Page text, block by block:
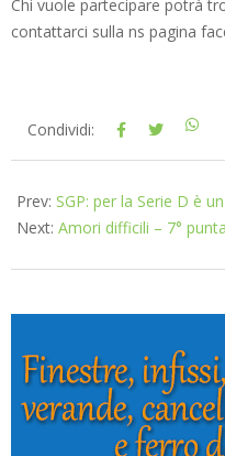
Chi vuole partecipare potrà
contattarci sulla ns pagina
2018-
Condividi:
Prev: SGP: per la Serie D è
Next: Amori difficili – 7°